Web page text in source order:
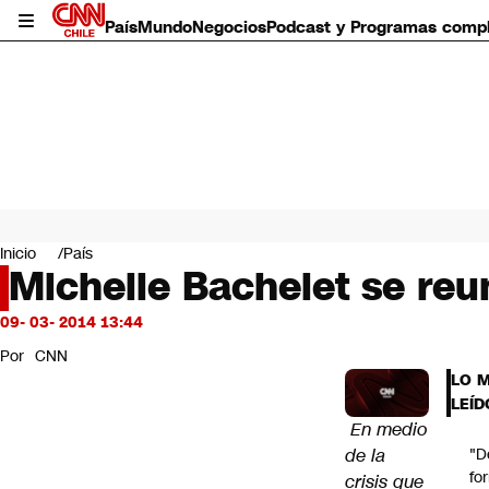
PaísMundoNegociosPodcast y Programas
Mundo
Negocios
Deportes
Programas completos
Servicios
Inicio País
Michelle Bachelet se
09- 03- 2014 13:44
Por CNN
En medio
de la
crisis que
LO